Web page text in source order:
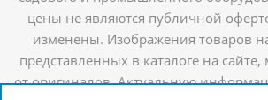
цены не являются публичной
изменены. Изображения товаров
представленных в каталоге на сайте,
от оригиналов. Актуальную